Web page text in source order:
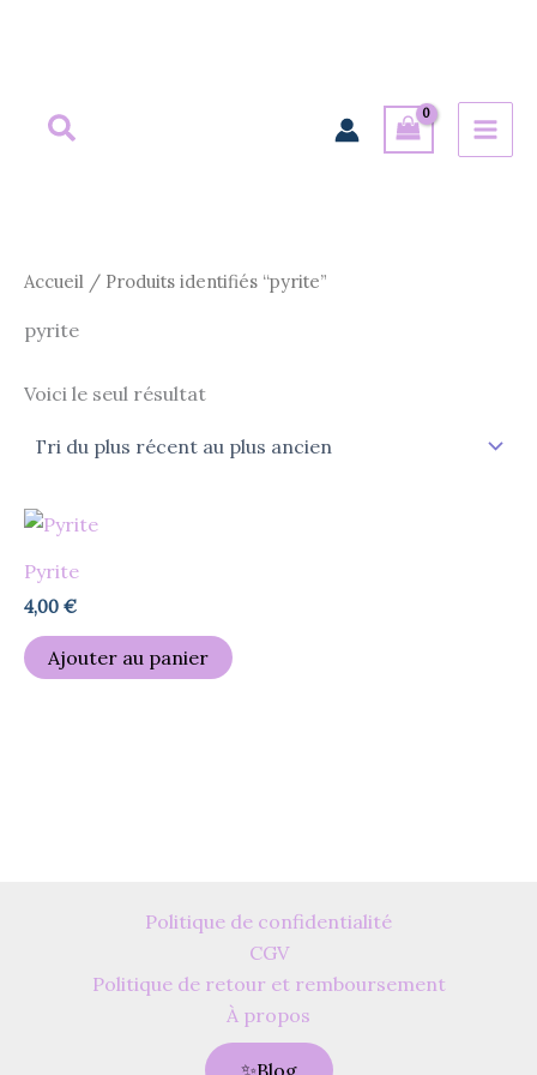
Accueil / Produits identifiés “pyrite”
pyrite
Voici le seul résultat
Pyrite
4,00 €
Ajouter au panier
Politique de confidentialité
CGV
Politique de retour et remboursement
À propos
✨Blog